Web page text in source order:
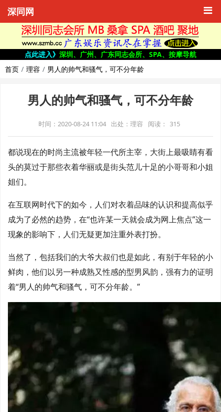
深同网
点此进入》 深圳、广州、广东同志会所、SPA、按摩导航
首页
理容 男人的帅气和骚气，可不分年龄
男人的帅气和骚气，可不分年龄
时间：2020-08-24 11:04 出处：理容 阅读： 315
都说现在的时尚主流被年轻一代所主宰，大街上最吸睛有看
头的莫过于那些衣着华丽或是街头范儿十足的小哥哥和小姐
姐们。
在互联网时代下的如今，人们对衣着品味的认识和提高似乎
成为了必然的趋势，在“也许某一天就会成为网上焦点”这一
现象的影响下，人们无疑更加注重外表打扮。
当然了，包括我们的大爷大叔们也是如此，有别于年轻的小
鲜肉，他们以另一种成熟又性感的型男风韵，强有力的证明
着“男人的帅气和骚气，可不分年龄。”